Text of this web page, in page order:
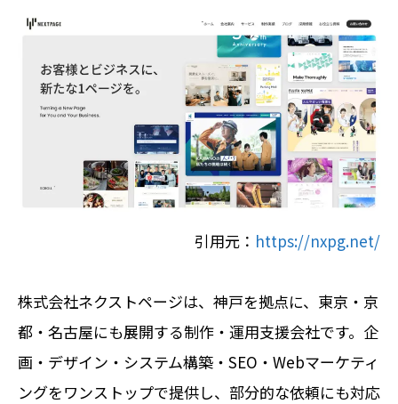
引用元： https://nxpg.net/
株式会社ネクストページは、神戸を拠点に、東京・京
都・名古屋にも展開する制作・運用支援会社です。企
画・デザイン・システム構築・SEO・Webマーケティ
ングをワンストップで提供し、部分的な依頼にも対応